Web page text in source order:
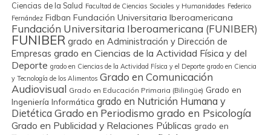
Ciencias de la Salud Facultad de Ciencias Sociales y Humanidades Federico
Fernández Fidban Fundación Universitaria Iberoamericana
Fundación Universitaria Iberoamericana (FUNIBER)
FUNIBER grado en Administración y Dirección de
Empresas grado en Ciencias de la Actividad Física y del
Deporte grado en Ciencias de la Actividad Física y el Deporte grado en Ciencia
y Tecnología de los Alimentos Grado en Comunicación
Audiovisual Grado en Educación Primaria (Bilingüe) Grado en
Ingeniería Informática grado en Nutrición Humana y
Dietética Grado en Periodismo grado en Psicología
Grado en Publicidad y Relaciones Públicas grado en